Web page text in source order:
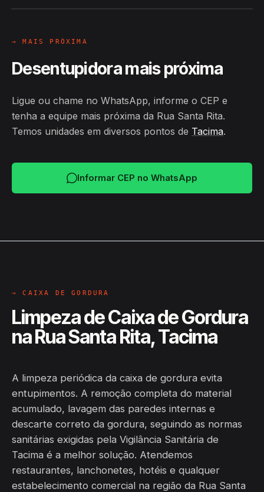
→ MAIS PRÓXIMA
Desentupidora mais próxima
Ligue ou chame no WhatsApp, informe o CEP e
tenha a equipe mais próxima da Rua Santa Rita.
Temos unidades em diversos pontos de Tacima.
Informar CEP no WhatsApp
→ CAIXA DE GORDURA
Limpeza de Caixa de Gordura
na Rua Santa Rita, Tacima
A limpeza periódica da caixa de gordura evita
entupimentos. A remoção completa do material
acumulado, lavagem das paredes internas e
descarte correto da gordura, seguindo as normas
sanitárias exigidas pela Vigilância Sanitária de
Tacima é a melhor solução. Atendemos
restaurantes, lanchonetes, hotéis e qualquer
estabelecimento comercial na região da Rua Santa